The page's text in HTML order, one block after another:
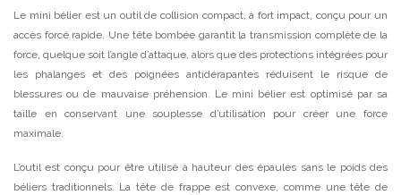
Le mini bélier est un outil de collision compact, à fort impact, conçu pour un
accès forcé rapide. Une tête bombée garantit la transmission complète de la
force, quelque soit l’angle d’attaque, alors que des protections intégrées pour
les phalanges et des poignées antidérapantes réduisent le risque de
blessures ou de mauvaise préhension. Le mini bélier est optimisé par sa
taille en conservant une souplesse d’utilisation pour créer une force
maximale.
L’outil est conçu pour être utilisé à hauteur des épaules sans le poids des
béliers traditionnels. La tête de frappe est convexe, comme une tête de